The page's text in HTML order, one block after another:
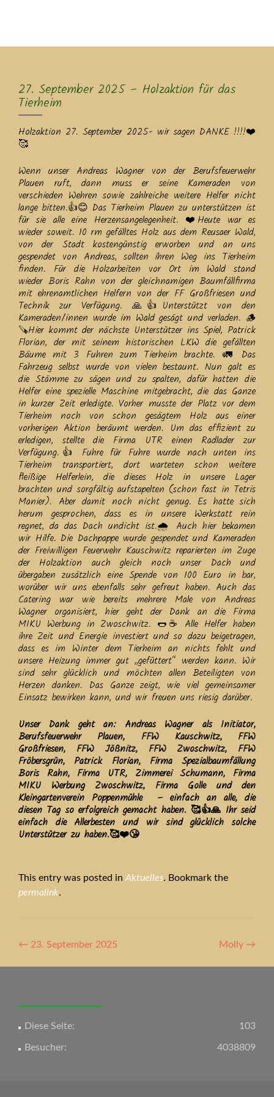
27. September 2025 – Holzaktion für das
Tierheim
Holzaktion 27. September 2025- wir sagen DANKE !!!!❤️
🥰
Wenn unser Andreas Wagner von der Berufsfeuerwehr
Plauen ruft, dann muss er seine Kameraden von
verschieden Wehren sowie zahlreiche weitere Helfer nicht
lange bitten.👍😊 Das Tierheim Plauen zu unterstützen ist
für sie alle eine Herzensangelegenheit. ❤️Heute war es
wieder soweit. 10 rm gefälltes Holz aus dem Reusaer Wald,
von der Stadt kostengünstig erworben und an uns
gespendet von Andreas, sollten ihren Weg ins Tierheim
finden. Für die Holzarbeiten vor Ort im Wald stand
wieder Boris Rahn von der gleichnamigen Baumfällfirma
mit ehrenamtlichen Helfern von der FF Großfriesen und
Technik zur Verfügung. 🙏👍Unterstützt von den
Kameraden/innen wurde im Wald gesägt und verladen. 🪵
🪚Hier kommt der nächste Unterstützer ins Spiel, Patrick
Florian, der mit seinem historischen LKW die gefällten
Bäume mit 3 Fuhren zum Tierheim brachte. 🚛 Das
Fahrzeug selbst wurde von vielen bestaunt. Nun galt es
die Stämme zu sägen und zu spalten, dafür hatten die
Helfer eine spezielle Maschine mitgebracht, die das Ganze
in kurzer Zeit erledigte. Vorher musste der Platz vor dem
Tierheim noch von schon gesägtem Holz aus einer
vorherigen Aktion beräumt werden. Um das effizient zu
erledigen, stellte die Firma UTR einen Radlader zur
Verfügung.👍 Fuhre für Fuhre wurde nach unten ins
Tierheim transportiert, dort warteten schon weitere
fleißige Helferlein, die dieses Holz in unsere Lager
brachten und sorgfältig aufstapelten (schon fast in Tetris
Manier). Aber damit noch nicht genug. Es hatte sich
herum gesprochen, dass es in unsere Werkstatt rein
regnet, da das Dach undicht ist.🌧️ Auch hier bekamen
wir Hilfe. Die Dachpappe wurde gespendet und Kameraden
der Freiwilligen Feuerwehr Kauschwitz reparierten im Zuge
der Holzaktion auch gleich noch unser Dach und
übergaben zusätzlich eine Spende von 100 Euro in bar,
worüber wir uns ebenfalls sehr gefreut haben. Auch das
Catering war wie bereits mehrere Male von Andreas
Wagner organisiert, hier geht der Dank an die Firma
MIKU Werbung in Zwoschwitz. 🌭☕ Alle Helfer haben
ihre Zeit und Energie investiert und so dazu beigetragen,
dass es im Winter dem Tierheim an nichts fehlt und
unsere Heizung immer gut ,,gefüttert“ werden kann. Wir
sind sehr glücklich und möchten allen Beteiligten von
Herzen danken. Das Ganze zeigt, wie viel gemeinsamer
Einsatz bewirken kann, und wir freuen uns riesig darüber.
Unser Dank geht an: Andreas Wagner als Initiator,
Berufsfeuerwehr Plauen, FFW Kauschwitz, FFW
Großfriesen, FFW Jößnitz, FFW Zwoschwitz, FFW
Fröbersgrün, Patrick Florian, Firma Spezialbaumfällung
Boris Rahn, Firma UTR, Zimmerei Schumann, Firma
MIKU Werbung Zwoschwitz, Firma Golle und den
Kleingartenverein Poppenmühle – einfach an alle, die
diesen Tag so erfolgreich gemacht haben. 🥰👍🙏 Ihr seid
einfach die Allerbesten und wir sind glücklich solche
Unterstützer zu haben.🥰❤️😘
This entry was posted in Aktuelles. Bookmark the
permalink.
Artikel-
Navigation
← 23. September 2025 Molly →
103
Diese Seite:
4038809
Besucher: